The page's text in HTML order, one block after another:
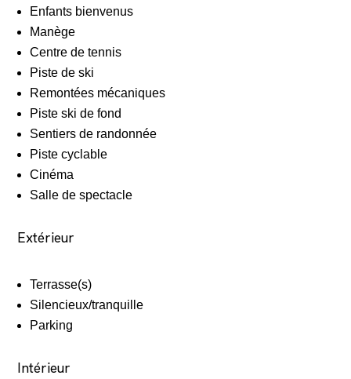
Enfants bienvenus
Manège
Centre de tennis
Piste de ski
Remontées mécaniques
Piste ski de fond
Sentiers de randonnée
Piste cyclable
Cinéma
Salle de spectacle
Extérieur
Terrasse(s)
Silencieux/tranquille
Parking
Intérieur